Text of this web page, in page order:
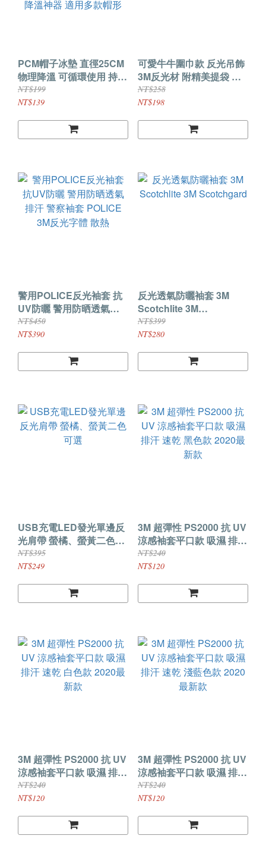
PCM帽子冰墊 直徑25CM
物理降溫 可循環使用 持久
涼感 快速結晶 安全帽冰涼
墊 夏季頭部降溫 降溫神器
NT$199
NT$139
可愛牛牛圍巾款 反光吊飾
3M反光材 附精美提袋 禮
物首選
NT$258
NT$198
警用POLICE反光袖套 抗
UV防曬 警用防晒透氣排
汗 警察袖套 POLICE 3M
反光字體 散熱
NT$450
NT$390
反光透氣防曬袖套 3M
Scotchlite 3M
Scotchgard
NT$399
NT$280
USB充電LED發光單邊反
光肩帶 螢橘、螢黃二色可
選
NT$395
NT$249
3M 超彈性 PS2000 抗 UV
涼感袖套平口款 吸濕 排汗
速乾 黑色款 2020最新款
NT$240
NT$120
3M 超彈性 PS2000 抗 UV
涼感袖套平口款 吸濕 排汗
速乾 白色款 2020最新款
NT$240
NT$120
3M 超彈性 PS2000 抗 UV
涼感袖套平口款 吸濕 排汗
速乾 淺藍色款 2020最新
款
NT$240
NT$120